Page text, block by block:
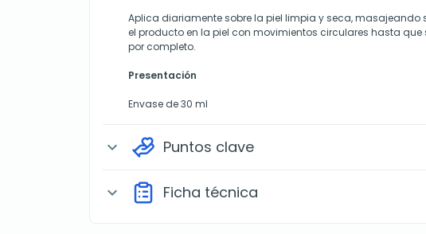
Aplica diariamente sobre la piel limpia y seca, masajeando
el producto en la piel con movimientos circulares hasta que
por completo.
Presentación
Envase de 30 ml
expand_more Puntos clave
expand_more Ficha técnica